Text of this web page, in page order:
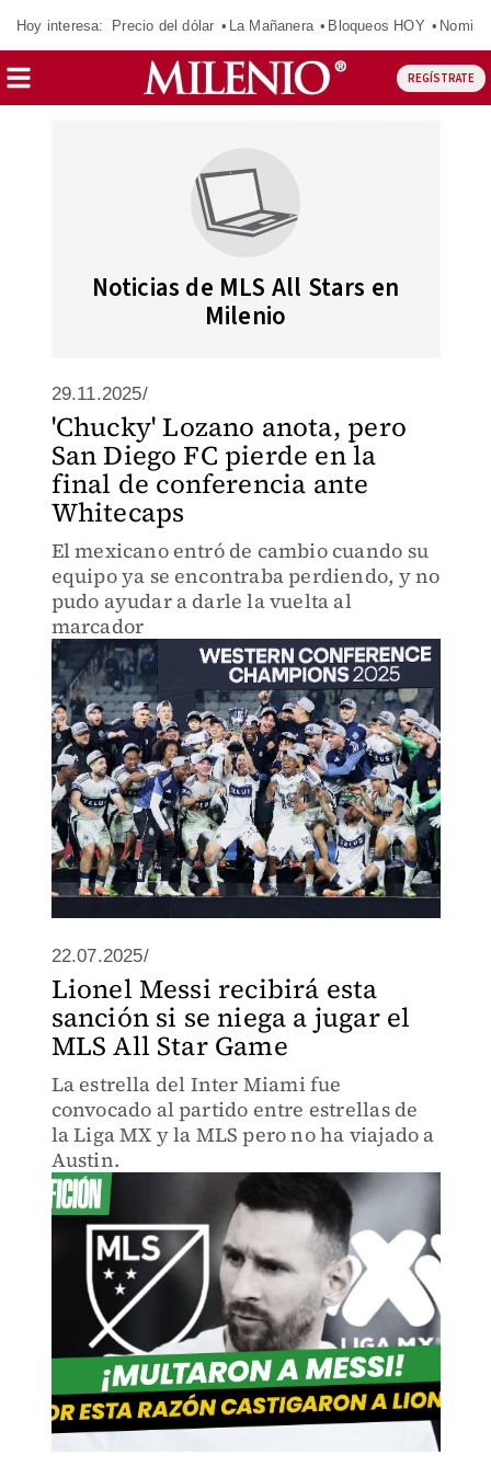
Hoy interesa: Precio del dólar La Mañanera Bloqueos HOY
REGÍSTRATE
Noticias de MLS All Stars en
Milenio
29.11.2025/
'Chucky' Lozano anota, pero
San Diego FC pierde en la
final de conferencia ante
Whitecaps
El mexicano entró de cambio cuando su
equipo ya se encontraba perdiendo, y no
pudo ayudar a darle la vuelta al
marcador
22.07.2025/
Lionel Messi recibirá esta
sanción si se niega a jugar el
MLS All Star Game
La estrella del Inter Miami fue
convocado al partido entre estrellas de
la Liga MX y la MLS pero no ha viajado a
Austin.